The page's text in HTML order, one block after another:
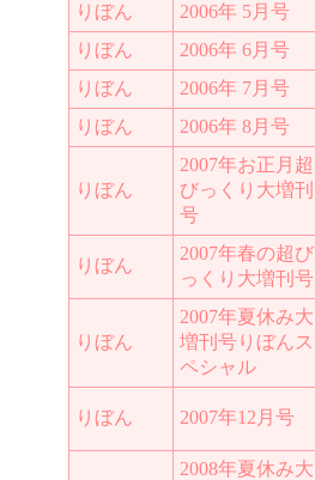
りぼん
2006年 5月号
りぼん
2006年 6月号
りぼん
2006年 7月号
りぼん
2006年 8月号
りぼん
2007年お正月超
びっくり大増刊
号
りぼん
2007年春の超び
っくり大増刊号
りぼん
2007年夏休み大
増刊号りぼんス
ペシャル
りぼん 2007年12月号
2008年夏休み大